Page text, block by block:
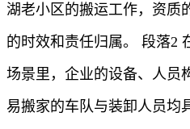
湖老小区的搬运工作，资质
的时效和责任归属。 段落2
场景里，企业的设备、人员
易搬家的车队与装卸人员均